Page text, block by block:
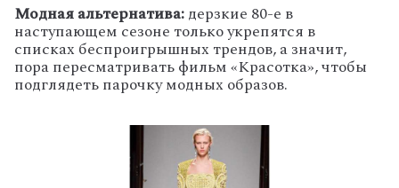
Модная альтернатива:дерзкие 80-е в
наступающем сезоне только укрепятся в
списках беспроигрышных трендов, а значит,
пора пересматривать фильм «Красотка», чтобы
подглядеть парочку модных образов.